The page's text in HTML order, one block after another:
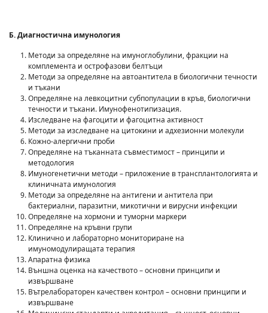
Б. Диагностична имунология
Методи за определяне на имуноглобулини, фракции на
комплемента и острофазови белтъци
Методи за определяне на автоантитела в биологични течности
и тъкани
Определяне на левкоцитни субпопулации в кръв, биологични
течности и тъкани. Имунофенотипизация.
Изследване на фагоцити и фагоцитна активност
Методи за изследване на цитокини и адхезионни молекули
Кожно-алергични проби
Определяне на тъканната съвместимост – принципи и
методология
Имуногенетични методи – приложение в трансплантологията и
клиничната имунология
Методи за определяне на антигени и антитела при
бактериални, паразитни, микотични и вирусни инфекции
Определяне на хормони и туморни маркери
Определяне на кръвни групи
Клинично и лабораторно мониториране на
имуномодулиращата терапия
Апаратна физика
Външна оценка на качеството – основни принципи и
извършване
Вътрелабораторен качествен контрол – основни принципи и
извършване